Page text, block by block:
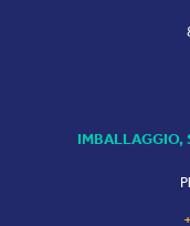
IMBALLAGGIO,